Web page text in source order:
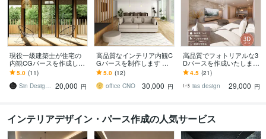
現役一級建築士が住宅の
内観CGパースを作成しま
す 現役一級建築士が作成
するパースにより、おも
いをかたちにします
5.0 (11)
Sin Design Office 20,000 円
高品質なインテリア内観C
Gパースを制作します リ
ビング＆ダイニング等をC
Gにて制作いたします。
5.0 (12)
office CNO
30,000 円
高品質でフォトリアルな3
Dパースを作成いたします
住宅・リノベ・店舗等プ
レゼン受注率・客単価UP
にご活用下さい
4.5 (21)
ias design
29,000 円
インテリアデザイン・パース作成の人気サービス